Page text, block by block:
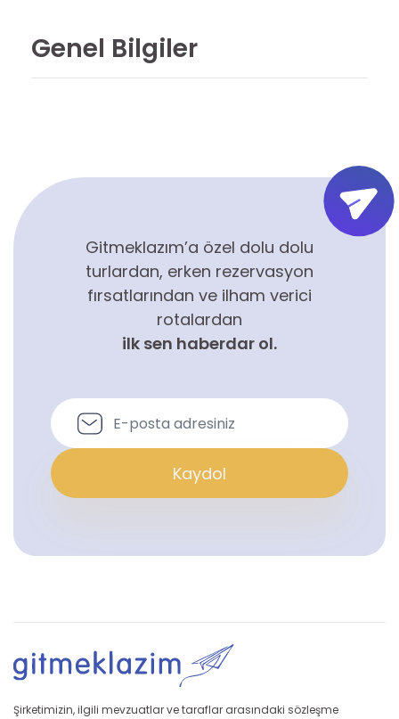
Genel Bilgiler
Gitmeklazım’a özel dolu dolu
turlardan, erken rezervasyon
fırsatlarından ve ilham verici
rotalardan
ilk sen haberdar ol.
Kaydol
Şirketimizin, ilgili mevzuatlar ve taraflar arasındaki sözleşme